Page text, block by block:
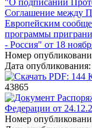
"О подписании
Соглашение между
Европейским
программы
- Россия" от 18
Номер
Дата опубликования:
PDF: 144
43865
Федерации от
Номер